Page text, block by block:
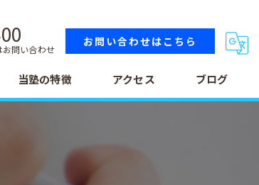
問い合わせ
お問い合わせはこちら
当塾の特徴 アクセス ブログ